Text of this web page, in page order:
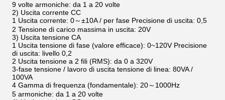
9 volte armoniche: da 1 a 20 volte
2) Uscita corrente CC
1 Uscita corrente: 0～±10A / per fase Precisione di uscita: 0,5
2 Tensione di carico massima in uscita: 20V
3) Uscita tensione CA
1 Uscita tensione di fase (valore efficace): 0~120V Precisione
di uscita: livello 0,2
2 Uscita tensione a 2 fili (RMS): da 0 a 320V
3-fase tensione / lavoro di uscita tensione di linea: 80VA /
100VA
4 Gamma di frequenza (fondamentale): 20～1000Hz
5 armoniche: da 1 a 20 volte